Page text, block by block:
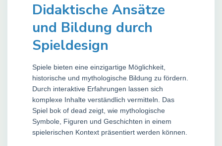
Didaktische Ansätze
und Bildung durch
Spieldesign
Spiele bieten eine einzigartige Möglichkeit,
historische und mythologische Bildung zu fördern.
Durch interaktive Erfahrungen lassen sich
komplexe Inhalte verständlich vermitteln. Das
Spiel bok of dead zeigt, wie mythologische
Symbole, Figuren und Geschichten in einem
spielerischen Kontext präsentiert werden können.